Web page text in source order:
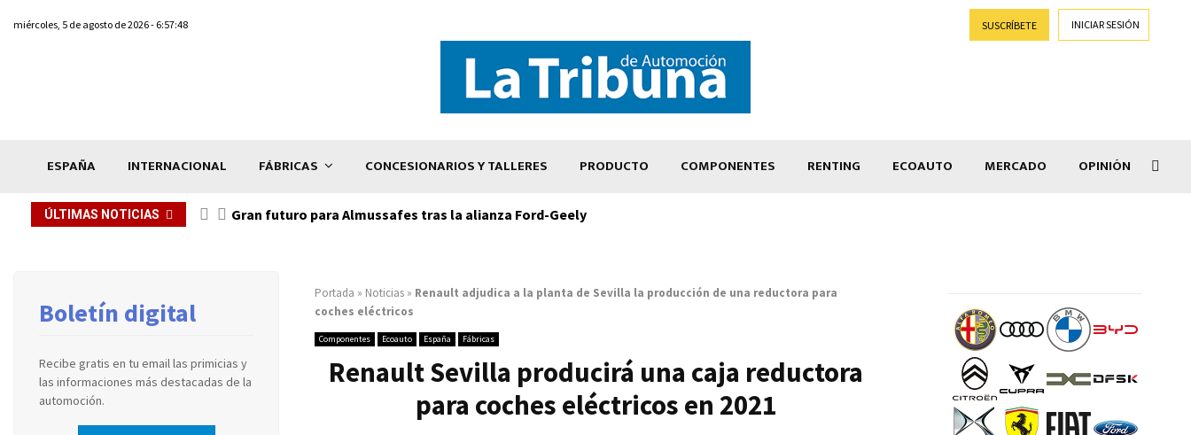
miércoles, 5 de agosto de 2026 - 6:57:48 SUSCRÍBETE INICIAR SESIÓN
ESPAÑA INTERNACIONAL FÁBRICAS CONCESIONARIOS Y TALLERES PRODUCTO COMPONENTES RENTING ECOAUTO MERCADO OPINIÓN
ÚLTIMAS NOTICIAS Gran futuro para Almussafes tras la alianza Ford-Geely
Portada » Noticias » Renault adjudica a la planta de Sevilla la producción de una reductora para
coches eléctricos
Componentes Ecoauto España Fábricas
Renault Sevilla producirá una caja reductora
para coches eléctricos en 2021
Boletín digital
Recibe gratis en tu email las primicias y
las informaciones más destacadas de la
automoción.